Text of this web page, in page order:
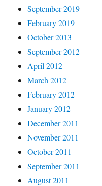
September 2019
February 2019
October 2013
September 2012
April 2012
March 2012
February 2012
January 2012
December 2011
November 2011
October 2011
September 2011
August 2011